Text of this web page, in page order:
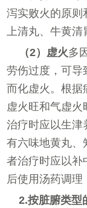
泻实败火的原则
上清丸、牛黄清
（2）虚火多
劳伤过度，可导
而化虚火。根据
虚火旺和气虚火
治疗时应以生津
有六味地黄丸、
者治疗时应以补
后使用汤药调理
2.按脏腑类型